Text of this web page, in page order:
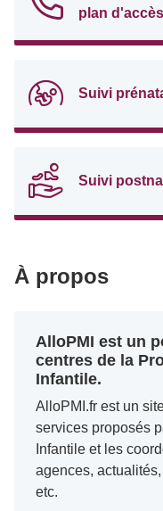
plan d'accès
Suivi
Suivi
À propos
AlloPMI est un
centres de la
Infantile.
AlloPMI.fr est un
services proposés
Infantile et les
agences,
etc.